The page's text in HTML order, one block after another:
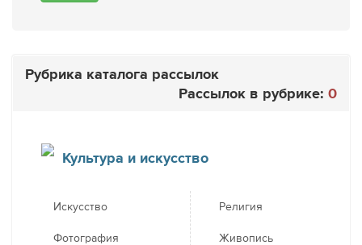
Рубрика каталога рассылок
Рассылок в рубрике: 0
Культура и искусство
Искусство
Фотография
Религия
Живопись